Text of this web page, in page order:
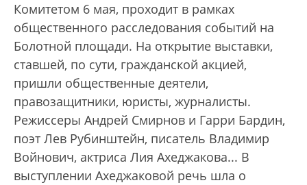
Комитетом 6 мая, проходит в рамках
общественного расследования событий на
Болотной площади. На открытие выставки,
ставшей, по сути, гражданской акцией,
пришли общественные деятели,
правозащитники, юристы, журналисты.
Режиссеры Андрей Смирнов и Гарри Бардин,
поэт Лев Рубинштейн, писатель Владимир
Войнович, актриса Лия Ахеджакова... В
выступлении Ахеджаковой речь шла о